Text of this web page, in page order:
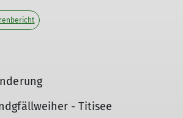
- Titisee